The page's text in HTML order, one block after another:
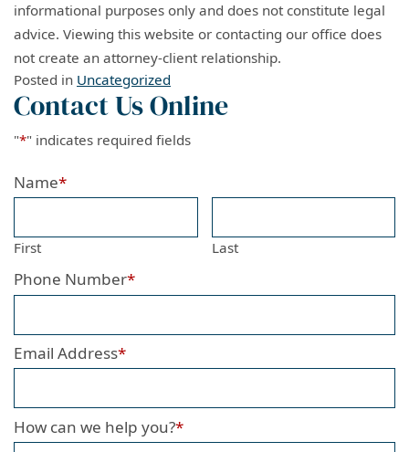
informational purposes only and does not constitute legal
advice. Viewing this website or contacting our office does
not create an attorney-client relationship.
Posted in Uncategorized
Contact Us Online
"*" indicates required fields
Name*
First Last
Phone Number*
Email Address*
How can we help you?*